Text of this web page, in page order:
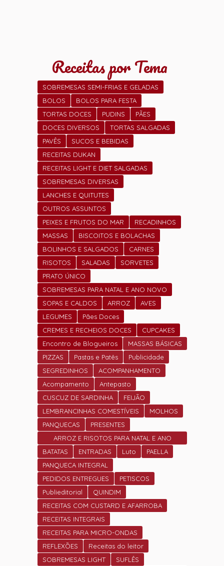
Receitas por Tema
SOBREMESAS SEMI-FRIAS E GELADAS
BOLOS
BOLOS PARA FESTA
TORTAS DOCES
PUDINS
PÃES
DOCES DIVERSOS
TORTAS SALGADAS
PAVÊS
SUCOS E BEBIDAS
RECEITAS DUKAN
RECEITAS LIGHT E DIET SALGADAS
SOBREMESAS DIVERSAS
LANCHES E QUITUTES
OUTROS ASSUNTOS
PEIXES E FRUTOS DO MAR
RECADINHOS
MASSAS
BISCOITOS E BOLACHAS
BOLINHOS E SALGADOS
CARNES
RISOTOS
SALADAS
SORVETES
PRATO ÚNICO
SOBREMESAS PARA NATAL E ANO NOVO
SOPAS E CALDOS
ARROZ
AVES
LEGUMES
Pães Doces
CREMES E RECHEIOS DOCES
CUPCAKES
Encontro de Blogueiros
MASSAS BÁSICAS
PIZZAS
Pastas e Patês
Publicidade
SEGREDINHOS
ACOMPANHAMENTO
Acompamento
Antepasto
CUSCUZ DE SARDINHA
FEIJÃO
LEMBRANCINHAS COMESTÍVEIS
MOLHOS
PANQUECAS
PRESENTES
ARROZ E RISOTOS PARA NATAL E ANO
NOVO
BATATAS ENTRADAS Luto
PAELLA
PANQUECA INTEGRAL
PEDIDOS ENTREGUES
PETISCOS
Publieditorial
QUINDIM
RECEITAS COM CUSTARD E AFARROBA
RECEITAS INTEGRAIS
RECEITAS PARA MICRO-ONDAS
REFLEXÕES
Receitas do leitor
SOBREMESAS LIGHT
SUFLÊS